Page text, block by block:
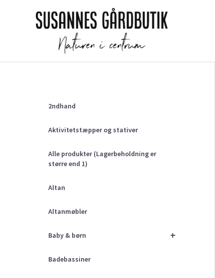
2ndhand
Aktivitetstæpper og stativer
Alle produkter (Lagerbeholdning er
større end 1)
Altan
Altanmøbler
+
Baby & børn
Badebassiner